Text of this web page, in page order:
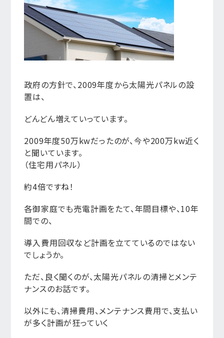
政府の方針で、2009年度から太陽光パネルの設
置は、
どんどん増えていっています。
2009年度50万kwだったのが、今や200万kw近く
と聞いています。
（住宅用パネル）
約4倍ですね！
各御家庭でも売電計画をたて、年間目標や、10年
間での、
導入費用回収など計画を立てているのではない
でしょうか。
ただ、良く聞くのが、太陽光パネルの清掃とメンテ
ナンスのお話です。
以外にも、清掃費用、メンテナンス費用で、支払い
が多く計画が狂っていく